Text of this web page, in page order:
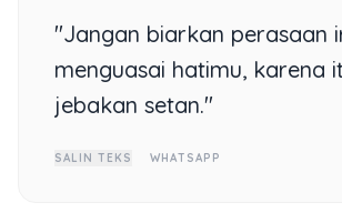
"Jangan biarkan perasaan
menguasai hatimu, karena
jebakan setan."
SALIN TEKS WHATSAPP